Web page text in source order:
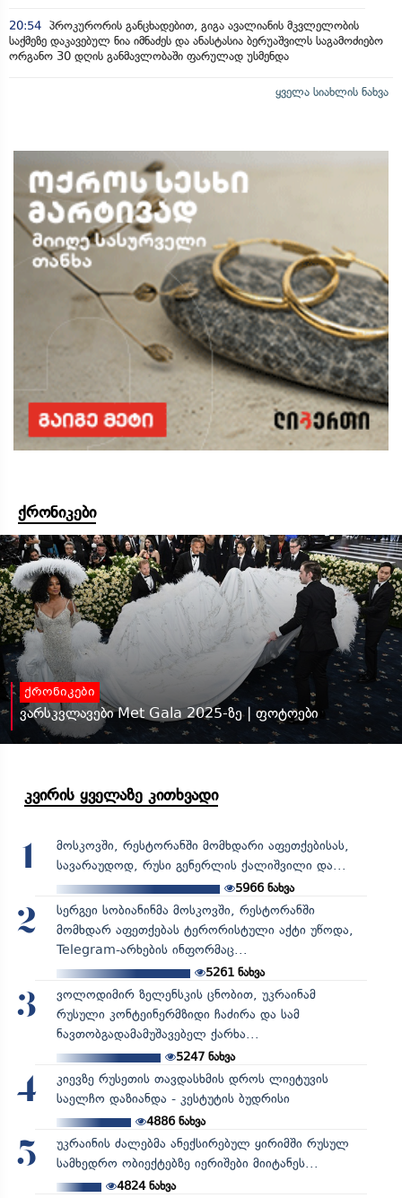
20:54 პროკურორის განცხადებით, გიგა ავალიანის მკვლელობის
საქმეზე დაკავებულ ნია იმნაძეს და ანასტასია ბერუაშვილს საგამოძიებო
ორგანო 30 დღის განმავლობაში ფარულად უსმენდა
ყველა სიახლის ნახვა
ქრონიკები
ქრონიკები
ვარსკვლავები Met Gala 2025-ზე | ფოტოები
კვირის ყველაზე კითხვადი
1
მოსკოვში, რესტორანში მომხდარი აფეთქებისას,
სავარაუდოდ, რუსი გენერლის ქალიშვილი და...
5966ნახვა
2
სერგეი სობიანინმა მოსკოვში, რესტორანში
მომხდარ აფეთქებას ტერორისტული აქტი უწოდა,
Telegram-არხების ინფორმაც...
5261ნახვა
3
ვოლოდიმირ ზელენსკის ცნობით, უკრაინამ
რუსული კონტეინერმზიდი ჩაძირა და სამ
ნავთობგადამამუშავებელ ქარხა...
5247ნახვა
4
კიევზე რუსეთის თავდასხმის დროს ლიეტუვის
საელჩო დაზიანდა - კესტუტის ბუდრისი
4886ნახვა
5
უკრაინის ძალებმა ანექსირებულ ყირიმში რუსულ
სამხედრო ობიექტებზე იერიშები მიიტანეს...
4824ნახვა